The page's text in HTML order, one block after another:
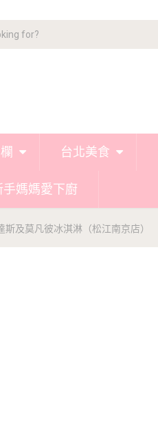
台北美食
手媽媽愛下廚
及莫凡彼冰淇淋（松江南京店）